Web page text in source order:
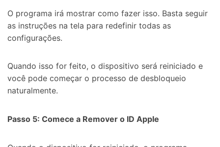
Recupere, proteja e transfira dados faclimente
Tecnologia de IA, sem complicação
O programa irá mostrar como fazer isso. Basta seguir
as instruções na tela para redefinir todas as
configurações.
Quando isso for feito, o dispositivo será reiniciado e
você pode começar o processo de desbloqueio
naturalmente.
Passo 5: Comece a Remover o ID Apple